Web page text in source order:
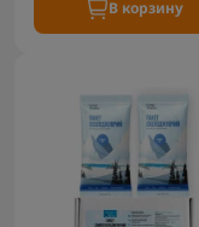
В корзину